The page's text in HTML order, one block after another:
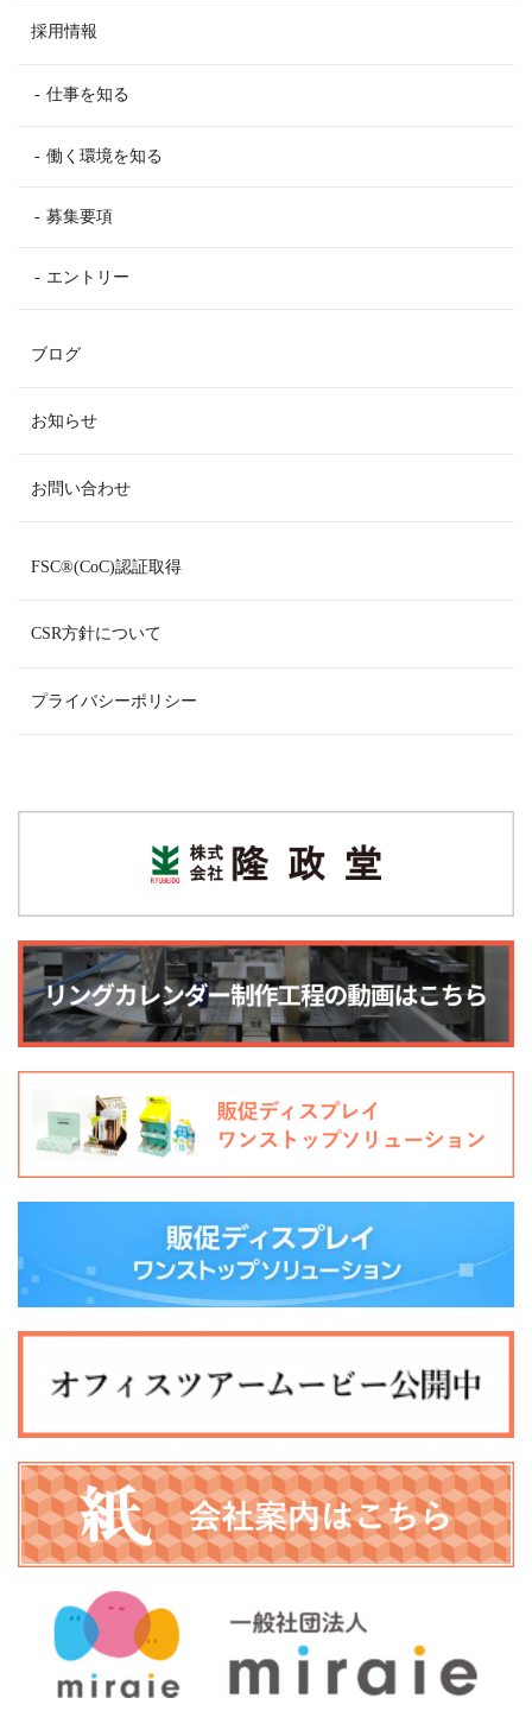
採用情報
仕事を知る
働く環境を知る
募集要項
エントリー
ブログ
お知らせ
お問い合わせ
FSC®(CoC)認証取得
CSR方針について
プライバシーポリシー